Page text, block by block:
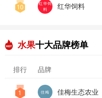
10
红华饲
料
红华饲料
水果十大品牌榜单
排行 品牌
1 佳梅 佳梅生态农业